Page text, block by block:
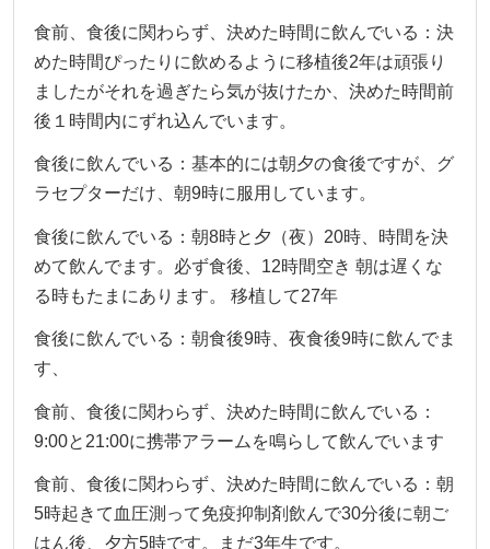
食前、食後に関わらず、決めた時間に飲んでいる：決
めた時間ぴったりに飲めるように移植後2年は頑張り
ましたがそれを過ぎたら気が抜けたか、決めた時間前
後１時間内にずれ込んでいます。
食後に飲んでいる：基本的には朝夕の食後ですが、グ
ラセプターだけ、朝9時に服用しています。
食後に飲んでいる：朝8時と夕（夜）20時、時間を決
めて飲んでます。必ず食後、12時間空き 朝は遅くな
る時もたまにあります。 移植して27年
食後に飲んでいる：朝食後9時、夜食後9時に飲んでま
す、
食前、食後に関わらず、決めた時間に飲んでいる：
9:00と21:00に携帯アラームを鳴らして飲んでいます
食前、食後に関わらず、決めた時間に飲んでいる：朝
5時起きて血圧測って免疫抑制剤飲んで30分後に朝ご
はん後、夕方5時です。まだ3年生です。